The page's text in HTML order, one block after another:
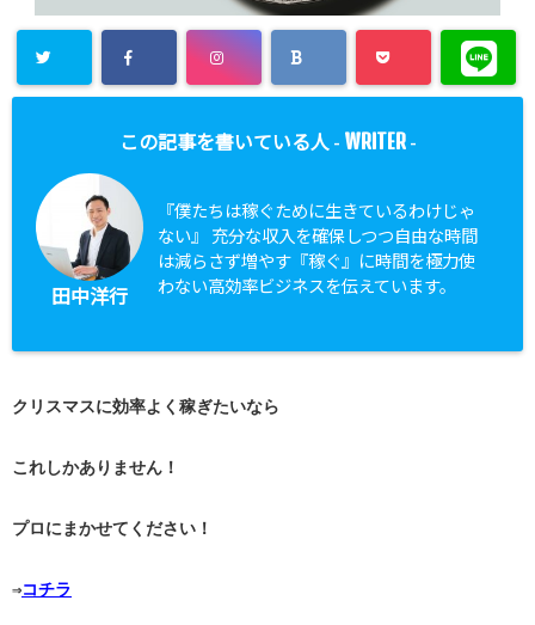
この記事を書いている人 - WRITER-
田中洋行
『僕たちは稼ぐために生きているわけじゃ
ない』 充分な収入を確保しつつ自由な時間
は減らさず増やす『稼ぐ』に時間を極力使
わない高効率ビジネスを伝えています。
クリスマスに効率よく稼ぎたいなら
これしかありません！
プロにまかせてください！
⇒コチラ